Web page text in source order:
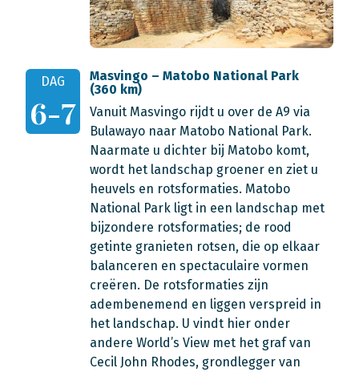
DAG
6-7
Masvingo – Matobo National Park
(360 km)
Vanuit Masvingo rijdt u over de A9 via
Bulawayo naar Matobo National Park.
Naarmate u dichter bij Matobo komt,
wordt het landschap groener en ziet u
heuvels en rotsformaties. Matobo
National Park ligt in een landschap met
bijzondere rotsformaties; de rood
getinte granieten rotsen, die op elkaar
balanceren en spectaculaire vormen
creëren. De rotsformaties zijn
adembenemend en liggen verspreid in
het landschap. U vindt hier onder
andere World’s View met het graf van
Cecil John Rhodes, grondlegger van